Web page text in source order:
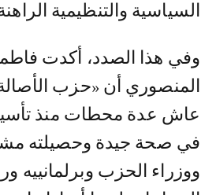
السياسية والتنظيمية
وفي هذا الصدد، أكدت
المنصوري أن «حزب
عاش عدة محطات منذ
في صحة جيدة وحصيلته
ووزراء الحزب وبرلمانييه